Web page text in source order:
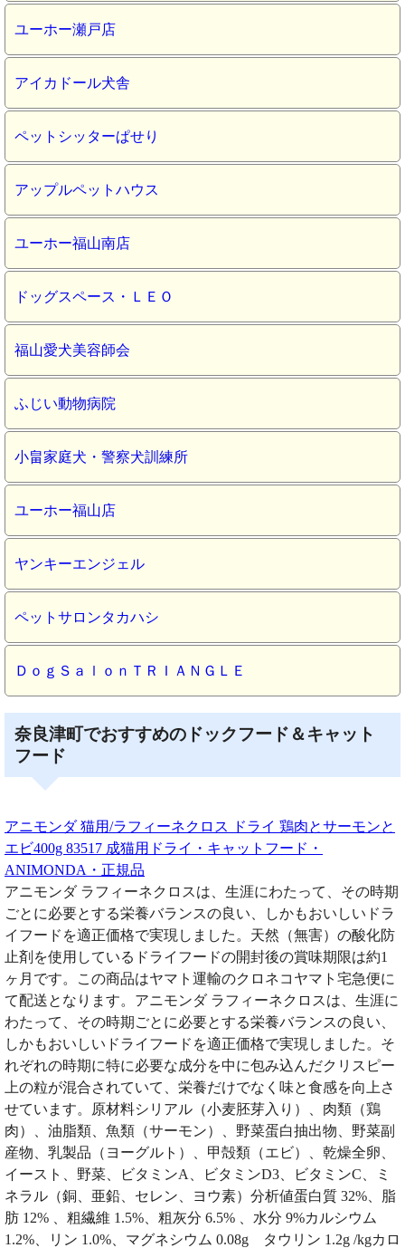
ユーホー瀬戸店
アイカドール犬舎
ペットシッターぱせり
アップルペットハウス
ユーホー福山南店
ドッグスペース・ＬＥＯ
福山愛犬美容師会
ふじい動物病院
小畠家庭犬・警察犬訓練所
ユーホー福山店
ヤンキーエンジェル
ペットサロンタカハシ
ＤｏｇＳａｌｏｎＴＲＩＡＮＧＬＥ
奈良津町でおすすめのドックフード＆キャット
フード
アニモンダ 猫用/ラフィーネクロス ドライ 鶏肉とサーモンと
エビ400g 83517 成猫用ドライ・キャットフード・
ANIMONDA・正規品
アニモンダ ラフィーネクロスは、生涯にわたって、その時期
ごとに必要とする栄養バランスの良い、しかもおいしいドラ
イフードを適正価格で実現しました。天然（無害）の酸化防
止剤を使用しているドライフードの開封後の賞味期限は約1
ヶ月です。この商品はヤマト運輸のクロネコヤマト宅急便に
て配送となります。アニモンダ ラフィーネクロスは、生涯に
わたって、その時期ごとに必要とする栄養バランスの良い、
しかもおいしいドライフードを適正価格で実現しました。そ
れぞれの時期に特に必要な成分を中に包み込んだクリスピー
上の粒が混合されていて、栄養だけでなく味と食感を向上さ
せています。原材料シリアル（小麦胚芽入り）、肉類（鶏
肉）、油脂類、魚類（サーモン）、野菜蛋白抽出物、野菜副
産物、乳製品（ヨーグルト）、甲殻類（エビ）、乾燥全卵、
イースト、野菜、ビタミンA、ビタミンD3、ビタミンC、ミ
ネラル（銅、亜鉛、セレン、ヨウ素）分析値蛋白質 32%、脂
肪 12% 、粗繊維 1.5%、粗灰分 6.5% 、水分 9%カルシウム
1.2%、リン 1.0%、マグネシウム 0.08g タウリン 1.2g /kgカロ